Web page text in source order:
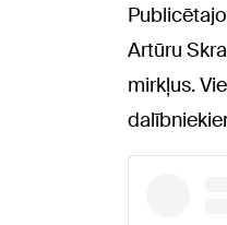
Artūru
mirkļus.